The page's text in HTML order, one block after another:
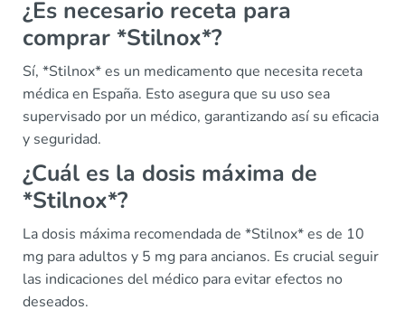
¿Es necesario receta para
comprar *Stilnox*?
Sí, *Stilnox* es un medicamento que necesita receta
médica en España. Esto asegura que su uso sea
supervisado por un médico, garantizando así su eficacia
y seguridad.
¿Cuál es la dosis máxima de
*Stilnox*?
La dosis máxima recomendada de *Stilnox* es de 10
mg para adultos y 5 mg para ancianos. Es crucial seguir
las indicaciones del médico para evitar efectos no
deseados.